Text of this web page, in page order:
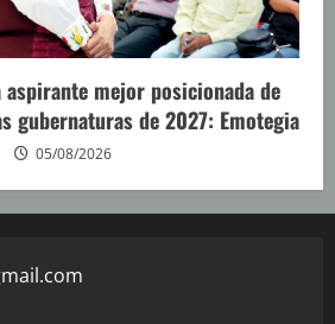
mejor posicionada de
gubernaturas de 2027: Emotegia
05/08/2026